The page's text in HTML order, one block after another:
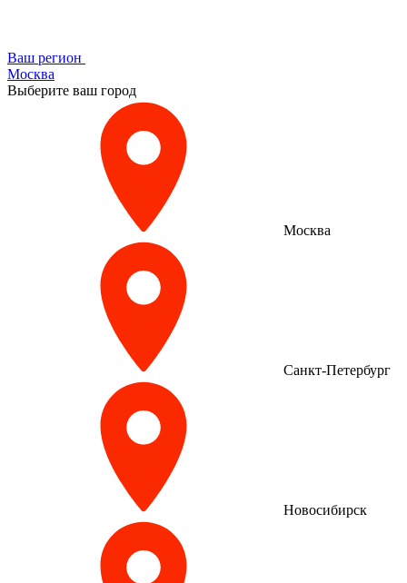
Ваш регион
Москва
Выберите ваш город
Москва
Санкт-Петербург
Новосибирск